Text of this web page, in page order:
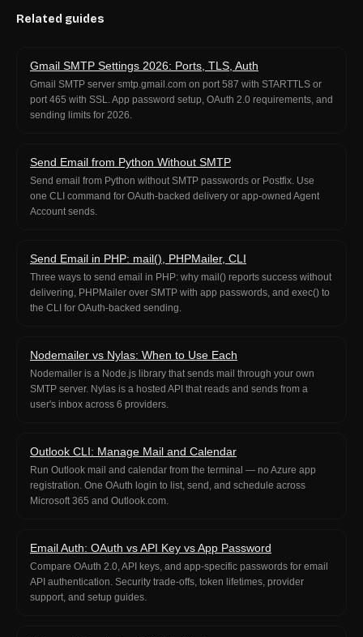
Related guides
Gmail SMTP Settings 2026: Ports, TLS, Auth
Gmail SMTP server smtp.gmail.com on port 587 with STARTTLS or
port 465 with SSL. App password setup, OAuth 2.0 requirements, and
sending limits for 2026.
Send Email from Python Without SMTP
Send email from Python without SMTP passwords or Postfix. Use
one CLI command for OAuth-backed delivery or app-owned Agent
Account sends.
Send Email in PHP: mail(), PHPMailer, CLI
Three ways to send email in PHP: why mail() reports success without
delivering, PHPMailer over SMTP with app passwords, and exec() to
the CLI for OAuth-backed sending.
Nodemailer vs Nylas: When to Use Each
Nodemailer is a Node.js library that sends mail through your own
SMTP server. Nylas is a hosted API that reads and sends from a
user's inbox across 6 providers.
Outlook CLI: Manage Mail and Calendar
Run Outlook mail and calendar from the terminal — no Azure app
registration. One OAuth login to list, send, and schedule across
Microsoft 365 and Outlook.com.
Email Auth: OAuth vs API Key vs App Password
Compare OAuth 2.0, API keys, and app-specific passwords for email
API authentication. Security trade-offs, token lifetimes, provider
support, and setup guides.